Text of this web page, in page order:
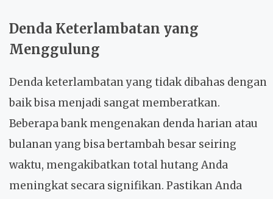
Denda Keterlambatan yang
Menggulung
Denda keterlambatan yang tidak dibahas dengan
baik bisa menjadi sangat memberatkan.
Beberapa bank mengenakan denda harian atau
bulanan yang bisa bertambah besar seiring
waktu, mengakibatkan total hutang Anda
meningkat secara signifikan. Pastikan Anda